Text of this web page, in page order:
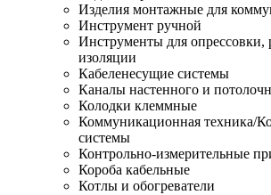
Изделия монтажные для
Инструмент ручной
Инструменты для опрессовки,
изоляции
Кабеленесущие системы
Каналы настенного и
Колодки клеммные
Коммуникационная техника/
системы
Контрольно-измерительные
Короба кабельные
Котлы и обогреватели